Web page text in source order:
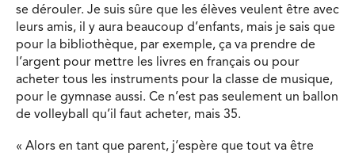
se dérouler. Je suis sûre que les élèves veulent être avec
leurs amis, il y aura beaucoup d’enfants, mais je sais que
pour la bibliothèque, par exemple, ça va prendre de
l’argent pour mettre les livres en français ou pour
acheter tous les instruments pour la classe de musique,
pour le gymnase aussi. Ce n’est pas seulement un ballon
de volleyball qu’il faut acheter, mais 35.
« Alors en tant que parent, j‘espère que tout va être